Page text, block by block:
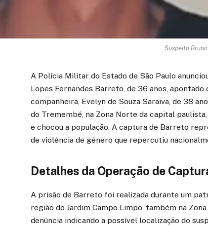
Suspeito
A Polícia Militar do Estado de São Paulo
Lopes Fernandes Barreto, de 36 anos,
companheira, Evelyn de Souza Saraiva, de 38
do Tremembé, na Zona Norte da capital
e chocou a população. A captura de Barreto
de violência de gênero que repercutiu
Detalhes da Operação de
A prisão de Barreto foi realizada durante um
região do Jardim Campo Limpo, também na
denúncia indicando a possível localização do